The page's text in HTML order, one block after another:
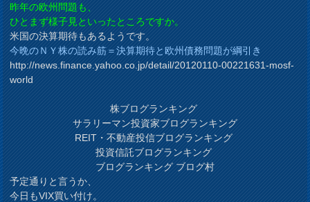
昨年の欧州問題も、
ひとまず様子見といったところですか。
米国の決算期待もあるようです。
今晩のＮＹ株の読み筋＝決算期待と欧州債務問題が綱引き
http://news.finance.yahoo.co.jp/detail/20120110-00221631-mosf-
world
株ブログランキング
サラリーマン投資家ブログランキング
REIT・不動産投信ブログランキング
投資信託ブログランキング
ブログランキング ブログ村
予定通りと言うか、
今日もVIX買い付け。